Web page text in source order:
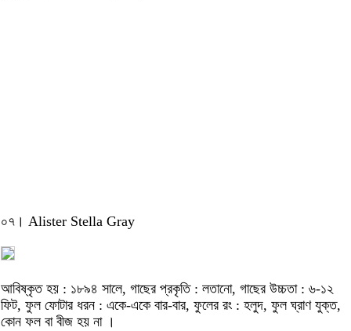
০৭। Alister Stella Gray
আবিষ্কৃত হয় : ১৮৯৪ সালে, গাছের প্রকৃতি : লতানো, গাছের উচ্চতা : ৬-১২
ফিট, ফুল ফোটার ধরন : একে-একে বার-বার, ফুলের রং : হলুদ, ফুল ঘ্রাণ যুক্ত,
কোন ফল বা বীজ হয় না ।